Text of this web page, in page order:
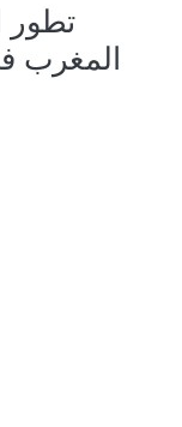
تطور